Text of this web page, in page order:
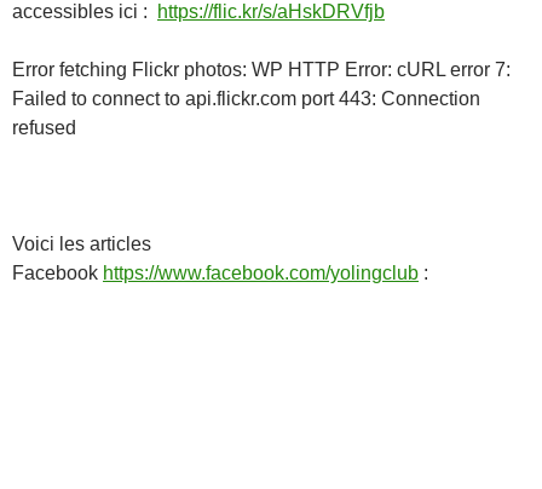
accessibles ici :
https://flic.kr/s/aHskDRVfjb
Error fetching Flickr photos: WP HTTP Error: cURL error 7:
Failed to connect to api.flickr.com port 443: Connection
refused
Voici les articles
Facebook https://www.facebook.com/yolingclub :